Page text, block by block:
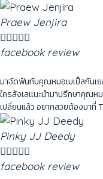
Praew Jenjira

facebook review
มาจัดฟันกับคุณหมอเมเปิ้ลกันเย
ใครลังเลเเนะนำมาปรึกษาคุณ
เปลี่ยนแล้ว อยากสวยต้องมาที่
Pinky JJ Deedy

facebook review